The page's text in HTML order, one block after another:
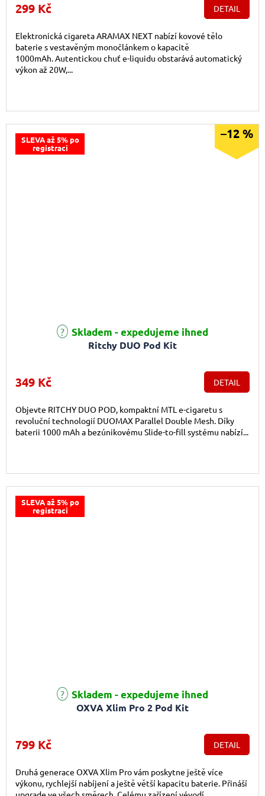
299 Kč DETAIL
Elektronická cigareta ARAMAX NEXT nabízí kovové tělo
baterie s vestavěným monočlánkem o kapacitě
1000mAh. Autentickou chuť e-liquidu obstarává automatický
výkon až 20W,...
SLEVA až 5% po
registraci
–12 %
Ritchy DUO Pod Kit
Průměrné hodnocení produktu je 5,0 z 5 hvězdiček.
Skladem - expedujeme ihned
349 Kč DETAIL
Objevte RITCHY DUO POD, kompaktní MTL e-cigaretu s
revoluční technologií DUOMAX Parallel Double Mesh. Díky
baterii 1000 mAh a bezúnikovému Slide-to-fill systému nabízí...
SLEVA až 5% po
registraci
OXVA Xlim Pro 2 Pod Kit
Průměrné hodnocení produktu je 5,0 z 5 hvězdiček.
Skladem - expedujeme ihned
799 Kč DETAIL
Druhá generace OXVA Xlim Pro vám poskytne ještě více
výkonu, rychlejší nabíjení a ještě větší kapacitu baterie. Přináší